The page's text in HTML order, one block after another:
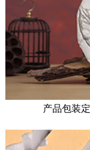
产品包装